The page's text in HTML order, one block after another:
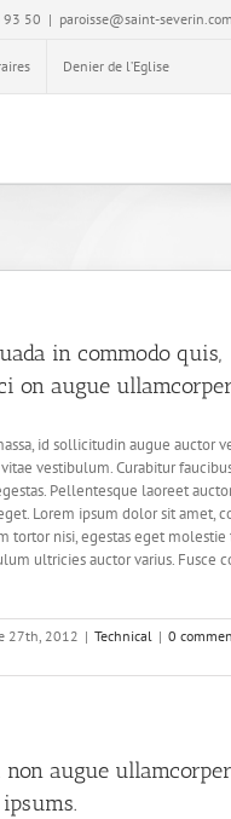
50 | paroisse@saint-severin.com
Denier de l’Eglise
in commodo quis,
on augue
id sollicitudin augue auctor
vestibulum. Curabitur
Pellentesque laoreet
Lorem ipsum dolor sit amet,
tortor nisi, egestas eget
ultricies auctor varius. Fusce
27th, 2012 | Technical | 0
augue